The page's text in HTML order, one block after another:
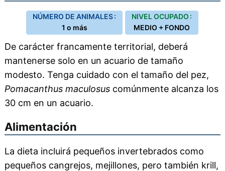
NÚMERO DE ANIMALES :
1 o más
NIVEL OCUPADO :
MEDIO + FONDO
De carácter francamente territorial, deberá
mantenerse solo en un acuario de tamaño
modesto. Tenga cuidado con el tamaño del pez,
Pomacanthus maculosuscomúnmente alcanza los
30 cm en un acuario.
Alimentación
La dieta incluirá pequeños invertebrados como
pequeños cangrejos, mejillones, pero también krill,